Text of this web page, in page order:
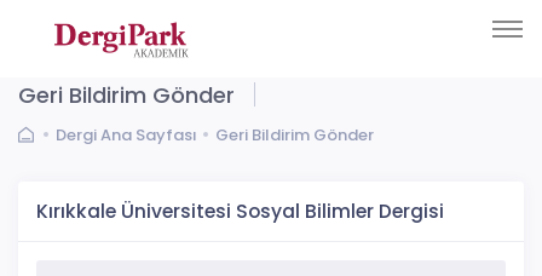
Geri Bildirim Gönder
Dergi Ana Sayfası Geri Bildirim Gönder
Kırıkkale Üniversitesi Sosyal Bilimler Dergisi